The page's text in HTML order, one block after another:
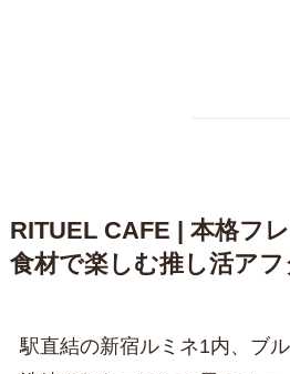
RITUEL CAFE | 本格フ
食材で楽しむ推し活ア
駅直結の新宿ルミネ1内、ブ